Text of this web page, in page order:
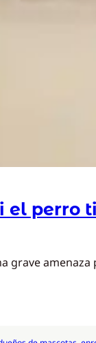
el perro
grave